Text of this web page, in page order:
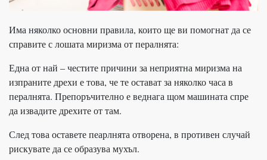
Има няколко основни правила, които ще ви помогнат да се
справите с лошата миризма от пералнята:
Една от най – честите причини за неприятна миризма на
изпраните дрехи е това, че те остават за няколко часа в
пералнята. Препоръчително е веднага щом машината спре
да извадите дрехите от там.
След това оставете пеарлнята отворена, в противен случай
рискувате да се образува мухъл.